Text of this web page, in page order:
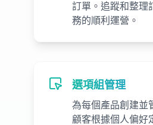
訂單。追蹤和整理
務的順利運營。
選項組管理
為每個產品創建並
顧客根據個人偏好